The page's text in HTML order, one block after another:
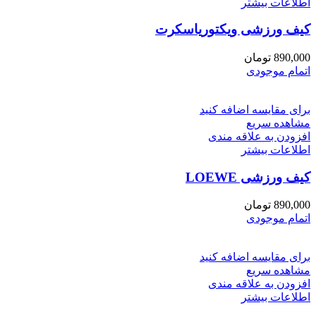
کیف ورزشی ویکتوریاسکرت
890,000 تومان
اتمام موجودی
برای مقایسه اضافه کنید
مشاهده سریع
افزودن به علاقه مندی
اطلاعات بیشتر
کیف ورزشی LOEWE
890,000 تومان
اتمام موجودی
برای مقایسه اضافه کنید
مشاهده سریع
افزودن به علاقه مندی
اطلاعات بیشتر